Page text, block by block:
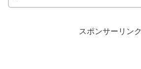
スポンサーリンク